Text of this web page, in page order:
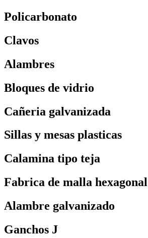
Policarbonato
Clavos
Alambres
Bloques de vidrio
Cañeria galvanizada
Sillas y mesas plasticas
Calamina tipo teja
Fabrica de malla hexagonal
Alambre galvanizado
Ganchos J